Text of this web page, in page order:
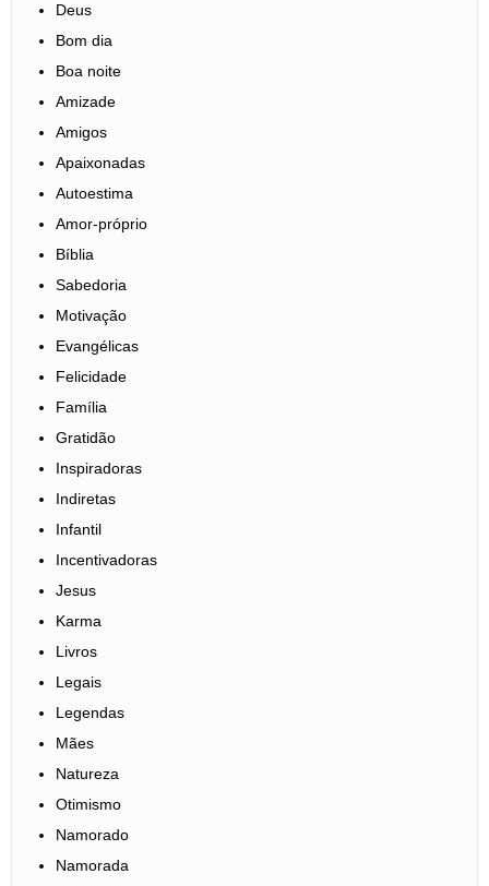
Deus
Bom dia
Boa noite
Amizade
Amigos
Apaixonadas
Autoestima
Amor-próprio
Bíblia
Sabedoria
Motivação
Evangélicas
Felicidade
Família
Gratidão
Inspiradoras
Indiretas
Infantil
Incentivadoras
Jesus
Karma
Livros
Legais
Legendas
Mães
Natureza
Otimismo
Namorado
Namorada